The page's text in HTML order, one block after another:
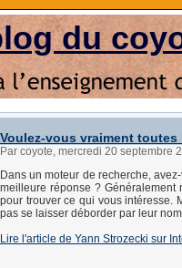
du
Voulez-vous vraiment toutes
Par coyote, mercredi 20 septembre
Dans un moteur de recherche,
meilleure réponse ?
pour trouver ce qui vous intéresse.
pas se laisser déborder par leur
Lire l'article de Yann Strozecki sur